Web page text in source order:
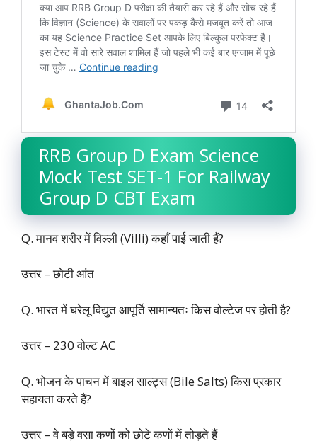
RRB Group D Exam Science
Mock Test SET-1 For Railway
Group D CBT Exam
Q. मानव शरीर में विल्ली (Villi) कहाँ पाई जाती हैं?
उत्तर – छोटी आंत
Q. भारत में घरेलू विद्युत आपूर्ति सामान्यतः किस वोल्टेज पर होती है?
उत्तर – 230 वोल्ट AC
Q. भोजन के पाचन में बाइल साल्ट्स (Bile Salts) किस प्रकार
सहायता करते हैं?
उत्तर – वे बड़े वसा कणों को छोटे कणों में तोड़ते हैं